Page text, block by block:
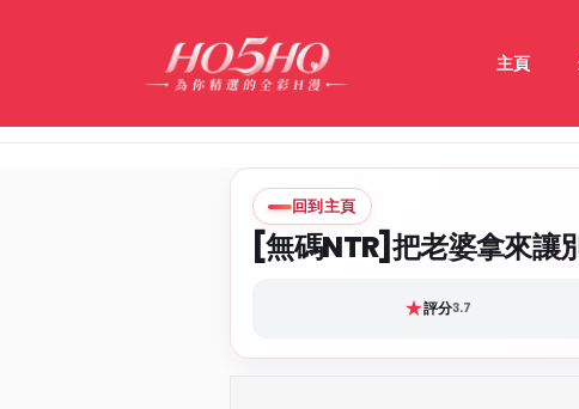
主頁
回到主頁
[無碼NTR]把老婆拿來讓
★評分3.7